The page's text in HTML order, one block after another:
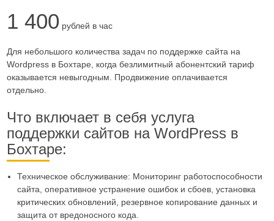
1 400 рублей в час
Для небольшого количества задач по поддержке сайта на
Wordpress в Бохтаре, когда безлимитный абонентский тариф
оказывается невыгодным. Продвижение оплачивается
отдельно.
Что включает в себя услуга
поддержки сайтов на WordPress в
Бохтаре:
Техническое обслуживание: Мониторинг работоспособности
сайта, оперативное устранение ошибок и сбоев, установка
критических обновлений, резервное копирование данных и
защита от вредоносного кода.